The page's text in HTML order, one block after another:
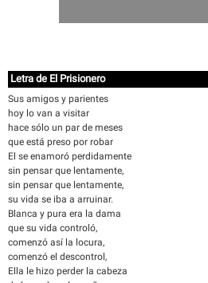
Letra de El Prisionero
Sus amigos y parientes
hoy lo van a visitar
hace sólo un par de meses
que está preso por robar
El se enamoró perdidamente
sin pensar que lentamente,
sin pensar que lentamente,
su vida se iba a arruinar.
Blanca y pura era la dama
que su vida controló,
comenzó así la locura,
comenzó el descontrol,
Ella le hizo perder la cabeza